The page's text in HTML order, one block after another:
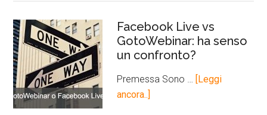
Facebook Live vs
GotoWebinar: ha senso
un confronto?
Premessa Sono …
[Leggi
ancora..]